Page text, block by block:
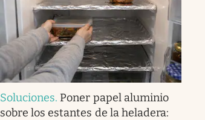
Soluciones. Poner papel aluminio
sobre los estantes de la heladera: